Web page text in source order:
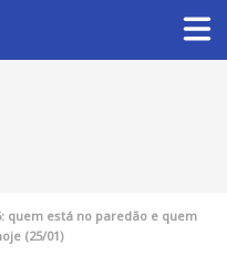
quem está no paredão e quem
(25/01)